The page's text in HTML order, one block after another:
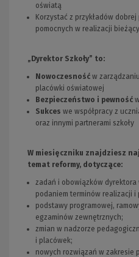
oświatą
Korzystać z przykładów
pomocnych w realizacji
„Dyrektor Szkoły” to:
Nowoczesność w
placówki oświatowej
Bezpieczeństwo i pewność
Sukces we współpracy z
oraz innymi partnerami szkoły
W miesięczniku znajdziesz
temat reformy, dotyczące:
zadań i obowiązków dyrektora
podaniem terminów realizacji i
podstawy programowej,
egzaminów zewnętrznych;
zmian w nadzorze
i placówek;
nowych rozwiązań w zakresie